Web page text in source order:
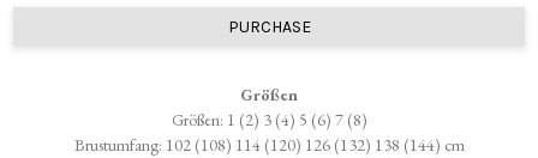
PURCHASE
Größen
Größen: 1 (2) 3 (4) 5 (6) 7 (8)
Brustumfang: 102 (108) 114 (120) 126 (132) 138 (144) cm